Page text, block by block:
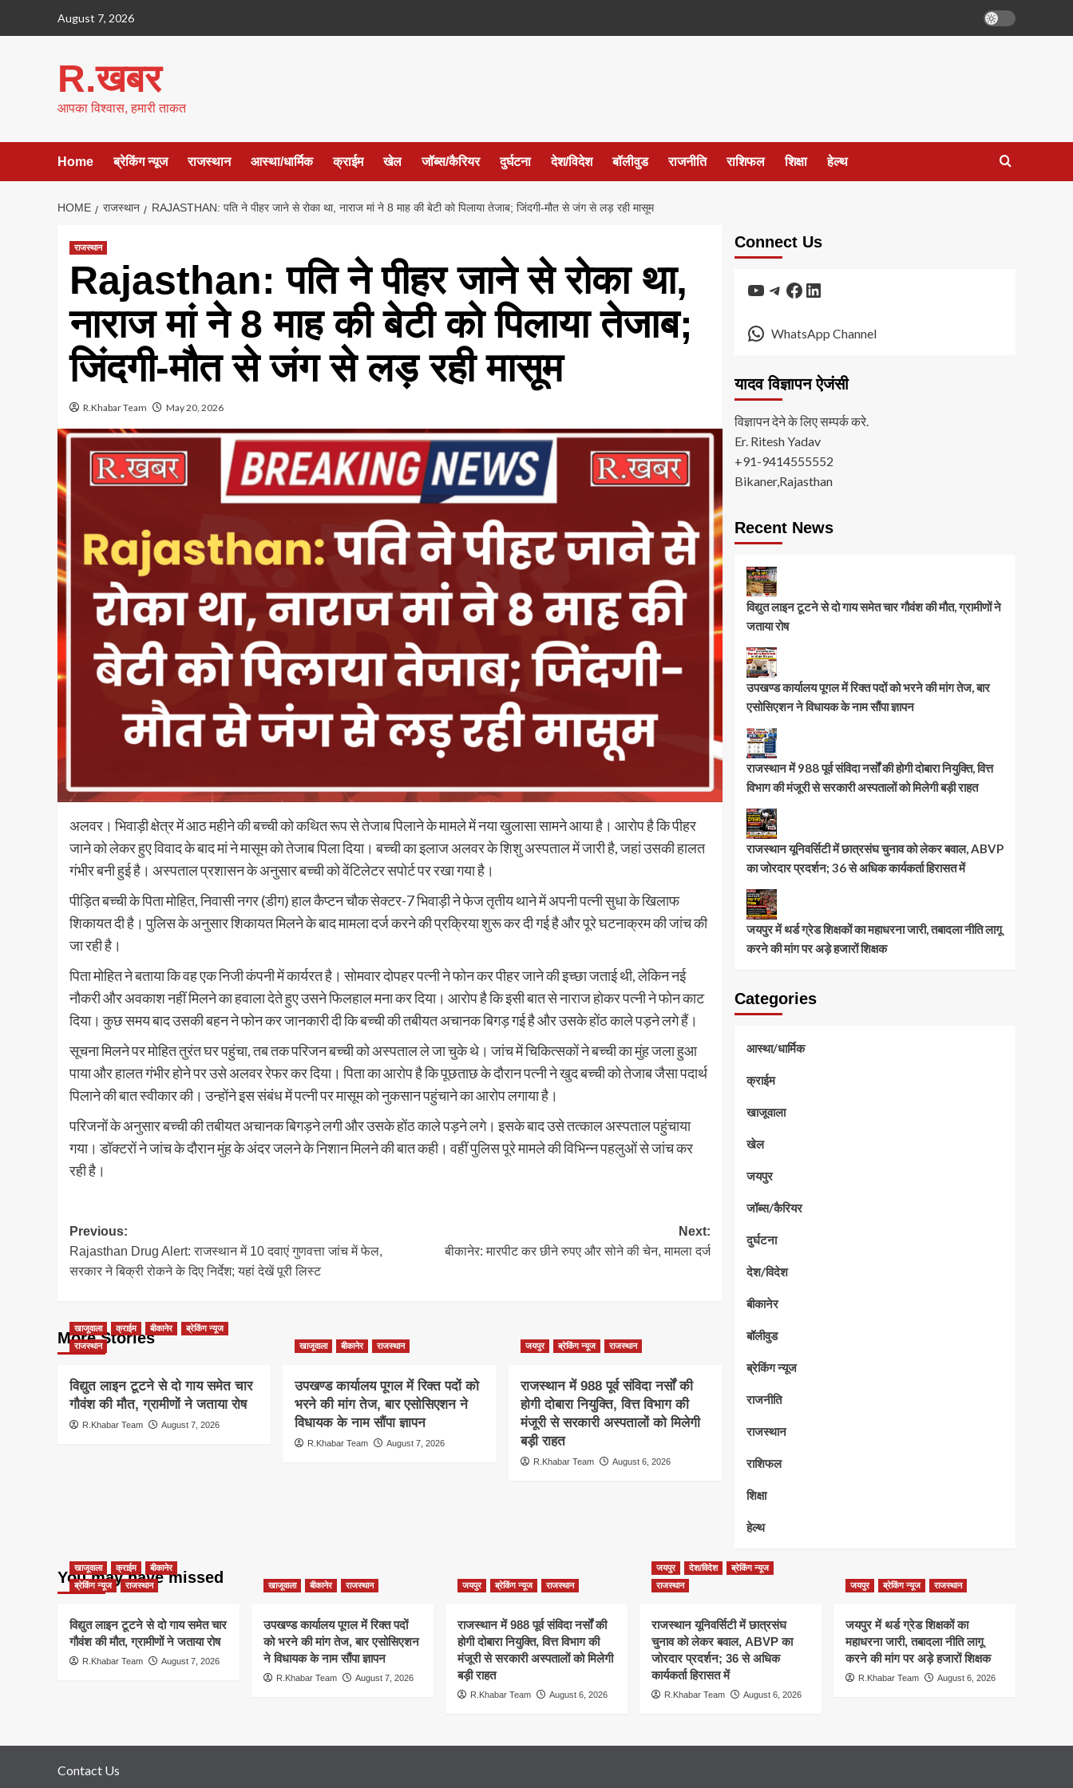
August 7, 2026
R.खबर
आपका विश्वास, हमारी ताकत
Home ब्रेकिंग न्यूज राजस्थान आस्था/धार्मिक क्राईम खेल जॉब्स/कैरियर दुर्घटना देश/विदेश बॉलीवुड राजनीति राशिफल शिक्षा हेल्थ
HOME राजस्थान RAJASTHAN: पति ने पीहर जाने से रोका था, नाराज मां ने 8 माह की बेटी को पिलाया तेजाब; जिंदगी-मौत से जंग से लड़ रही मासूम
राजस्थान
Rajasthan: पति ने पीहर जाने से रोका था,
नाराज मां ने 8 माह की बेटी को पिलाया तेजाब;
जिंदगी-मौत से जंग से लड़ रही मासूम
R.Khabar Team May 20, 2026
अलवर। भिवाड़ी क्षेत्र में आठ महीने की बच्ची को कथित रूप से तेजाब पिलाने के मामले में नया खुलासा सामने आया है। आरोप है कि पीहर
जाने को लेकर हुए विवाद के बाद मां ने मासूम को तेजाब पिला दिया। बच्ची का इलाज अलवर के शिशु अस्पताल में जारी है, जहां उसकी हालत
गंभीर बनी हुई है। अस्पताल प्रशासन के अनुसार बच्ची को वेंटिलेटर सपोर्ट पर रखा गया है।
पीड़ित बच्ची के पिता मोहित, निवासी नगर (डीग) हाल कैप्टन चौक सेक्टर-7 भिवाड़ी ने फेज तृतीय थाने में अपनी पत्नी सुधा के खिलाफ
शिकायत दी है। पुलिस के अनुसार शिकायत मिलने के बाद मामला दर्ज करने की प्रक्रिया शुरू कर दी गई है और पूरे घटनाक्रम की जांच की
जा रही है।
पिता मोहित ने बताया कि वह एक निजी कंपनी में कार्यरत है। सोमवार दोपहर पत्नी ने फोन कर पीहर जाने की इच्छा जताई थी, लेकिन नई
नौकरी और अवकाश नहीं मिलने का हवाला देते हुए उसने फिलहाल मना कर दिया। आरोप है कि इसी बात से नाराज होकर पत्नी ने फोन काट
दिया। कुछ समय बाद उसकी बहन ने फोन कर जानकारी दी कि बच्ची की तबीयत अचानक बिगड़ गई है और उसके होंठ काले पड़ने लगे हैं।
सूचना मिलने पर मोहित तुरंत घर पहुंचा, तब तक परिजन बच्ची को अस्पताल ले जा चुके थे। जांच में चिकित्सकों ने बच्ची का मुंह जला हुआ
पाया और हालत गंभीर होने पर उसे अलवर रेफर कर दिया। पिता का आरोप है कि पूछताछ के दौरान पत्नी ने खुद बच्ची को तेजाब जैसा पदार्थ
पिलाने की बात स्वीकार की। उन्होंने इस संबंध में पत्नी पर मासूम को नुकसान पहुंचाने का आरोप लगाया है।
परिजनों के अनुसार बच्ची की तबीयत अचानक बिगड़ने लगी और उसके होंठ काले पड़ने लगे। इसके बाद उसे तत्काल अस्पताल पहुंचाया
गया। डॉक्टरों ने जांच के दौरान मुंह के अंदर जलने के निशान मिलने की बात कही। वहीं पुलिस पूरे मामले की विभिन्न पहलुओं से जांच कर
रही है।
Post
navigation
Previous:
Rajasthan Drug Alert: राजस्थान में 10 दवाएं गुणवत्ता जांच में फेल,
सरकार ने बिक्री रोकने के दिए निर्देश; यहां देखें पूरी लिस्ट
Next:
बीकानेर: मारपीट कर छीने रुपए और सोने की चेन, मामला दर्ज
More Stories
खाजूवाला क्राईम बीकानेर
ब्रेकिंग न्यूज
राजस्थान
विद्युत लाइन टूटने से दो गाय समेत चार
गौवंश की मौत, ग्रामीणों ने जताया रोष
R.Khabar Team August 7, 2026
खाजूवाला बीकानेर राजस्थान
उपखण्ड कार्यालय पूगल में रिक्त पदों को
भरने की मांग तेज, बार एसोसिएशन ने
विधायक के नाम सौंपा ज्ञापन
R.Khabar Team August 7, 2026
जयपुर ब्रेकिंग न्यूज राजस्थान
राजस्थान में 988 पूर्व संविदा नर्सों की
होगी दोबारा नियुक्ति, वित्त विभाग की
मंजूरी से सरकारी अस्पतालों को मिलेगी
बड़ी राहत
R.Khabar Team August 6, 2026
Connect Us
YouTube
Telegram
Facebook
LinkedIn
WhatsApp Channel
यादव विज्ञापन ऐजंसी
विज्ञापन देने के लिए सम्पर्क करे.
Er. Ritesh Yadav
+91-9414555552
Bikaner,Rajasthan
Recent News
विद्युत लाइन टूटने से दो गाय समेत चार गौवंश की मौत, ग्रामीणों ने
जताया रोष
उपखण्ड कार्यालय पूगल में रिक्त पदों को भरने की मांग तेज, बार
एसोसिएशन ने विधायक के नाम सौंपा ज्ञापन
राजस्थान में 988 पूर्व संविदा नर्सों की होगी दोबारा नियुक्ति, वित्त
विभाग की मंजूरी से सरकारी अस्पतालों को मिलेगी बड़ी राहत
राजस्थान यूनिवर्सिटी में छात्रसंघ चुनाव को लेकर बवाल, ABVP
का जोरदार प्रदर्शन; 36 से अधिक कार्यकर्ता हिरासत में
जयपुर में थर्ड ग्रेड शिक्षकों का महाधरना जारी, तबादला नीति लागू
करने की मांग पर अड़े हजारों शिक्षक
Categories
आस्था/धार्मिक
क्राईम
खाजूवाला
खेल
जयपुर
जॉब्स/कैरियर
दुर्घटना
देश/विदेश
बीकानेर
बॉलीवुड
ब्रेकिंग न्यूज
राजनीति
राजस्थान
राशिफल
शिक्षा
हेल्थ
You may have missed
खाजूवाला क्राईम
बीकानेर
ब्रेकिंग न्यूज
राजस्थान
विद्युत लाइन टूटने से दो गाय समेत चार
गौवंश की मौत, ग्रामीणों ने जताया रोष
R.Khabar Team August 7, 2026
खाजूवाला बीकानेर राजस्थान
उपखण्ड कार्यालय पूगल में रिक्त पदों
को भरने की मांग तेज, बार एसोसिएशन
ने विधायक के नाम सौंपा ज्ञापन
R.Khabar Team August 7, 2026
जयपुर ब्रेकिंग न्यूज राजस्थान
राजस्थान में 988 पूर्व संविदा नर्सों की
होगी दोबारा नियुक्ति, वित्त विभाग की
मंजूरी से सरकारी अस्पतालों को मिलेगी
बड़ी राहत
R.Khabar Team August 6, 2026
जयपुर देश/विदेश
ब्रेकिंग न्यूज
राजस्थान
राजस्थान यूनिवर्सिटी में छात्रसंघ
चुनाव को लेकर बवाल, ABVP का
जोरदार प्रदर्शन; 36 से अधिक
कार्यकर्ता हिरासत में
R.Khabar Team August 6, 2026
जयपुर ब्रेकिंग न्यूज राजस्थान
जयपुर में थर्ड ग्रेड शिक्षकों का
महाधरना जारी, तबादला नीति लागू
करने की मांग पर अड़े हजारों शिक्षक
R.Khabar Team August 6, 2026
Contact Us